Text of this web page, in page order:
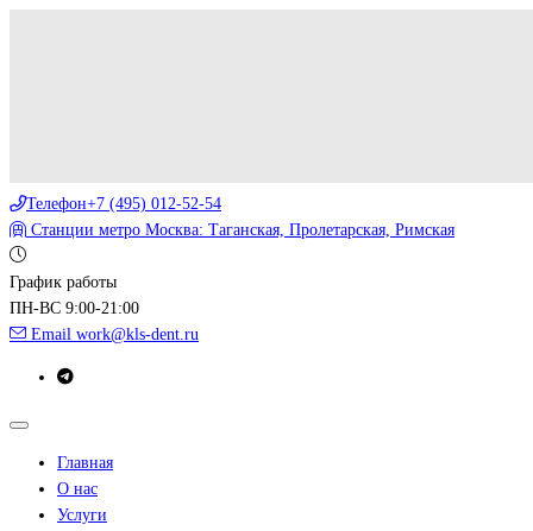
Телефон+7 (495) 012-52-54
Станции метро Москва: Таганская, Пролетарская, Римская
График работы
ПН-ВС 9:00-21:00
Email work@kls-dent.ru
Главная
О нас
Услуги